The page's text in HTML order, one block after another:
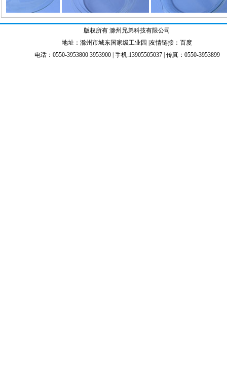
版权所有 滁州兄弟科技有限公司
地址：滁州市城东国家级工业园 |友情链接： 百度
电话：0550-3953800 3953900 | 手机:13905505037 | 传真：0550-3953899